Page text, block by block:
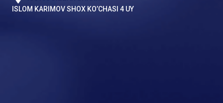
ISLOM KARIMOV SHOX KO’CHASI 4 UY